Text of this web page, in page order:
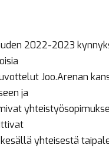
2022-2023
Joo.Arenan
ja
yhteisestä